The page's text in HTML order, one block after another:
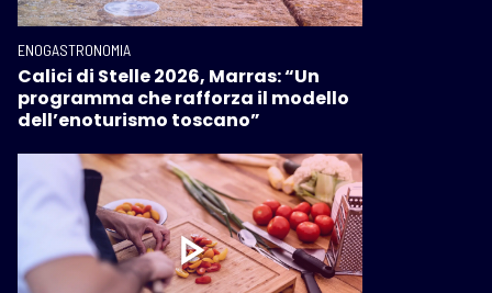
ENOGASTRONOMIA
Calici di Stelle 2026, Marras: “Un
programma che rafforza il modello
dell’enoturismo toscano”